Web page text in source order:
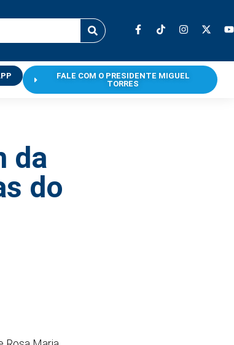
FALE COM O PRESIDENTE MIGUEL
TORRES
da
do